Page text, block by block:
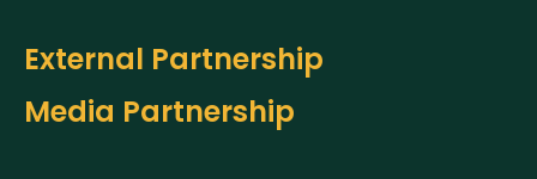
External Partnership
Media Partnership